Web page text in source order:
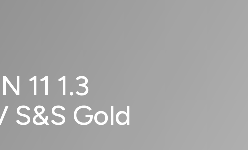
11 1.3
S&S Gold